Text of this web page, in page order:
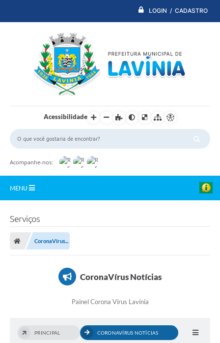
LOGIN / CADASTRO
Acessibilidade
Acompanhe-nos:
MENU
PDTI
Transparência Municipal
Administração
Serviços
CoronaVírus...
CoronaVírus Notícias
Painel Corona Vírus Lavínia
PRINCIPAL CORONAVÍRUS NOTÍCIAS